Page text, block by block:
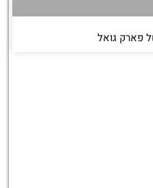
פארק גואל